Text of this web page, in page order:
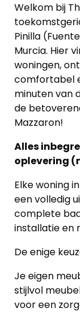
Welkom bij
Pinilla
Murcia. Hier
woningen,
comfortabel
minuten van
de
Mazzaron!
Alles
oplevering
Elke woning
een volledig
complete
installatie en
De enige
Je eigen
stijlvol
voor een